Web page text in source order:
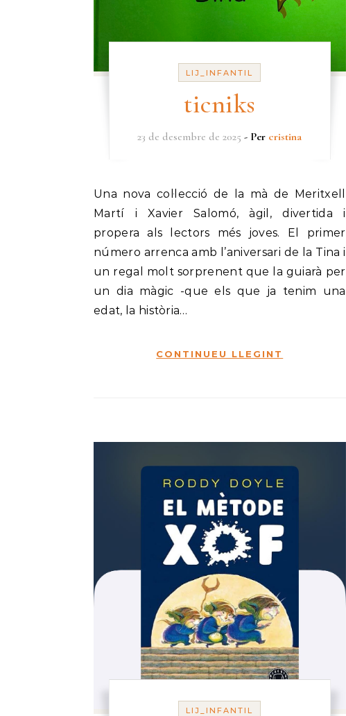
LIJ_INFANTIL
ticniks
23 de desembre de 2025 - Per cristina
Una nova col·lecció de la mà de Meritxell
Martí i Xavier Salomó, àgil, divertida i
propera als lectors més joves. El primer
número arrenca amb l’aniversari de la Tina i
un regal molt sorprenent que la guiarà per
un dia màgic -que els que ja tenim una
edat, la història…
CONTINUEU LLEGINT
LIJ_INFANTIL